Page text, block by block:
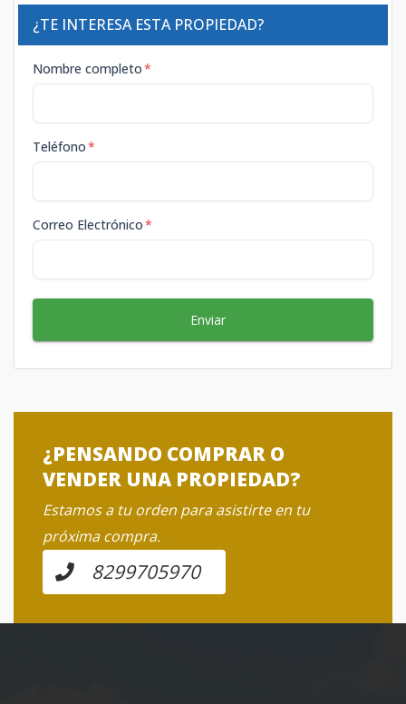
¿TE INTERESA ESTA PROPIEDAD?
Nombre completo*
Teléfono*
Correo Electrónico*
Enviar
¿PENSANDO COMPRAR O
VENDER UNA PROPIEDAD?
Estamos a tu orden para asistirte en tu
próxima compra.
8299705970